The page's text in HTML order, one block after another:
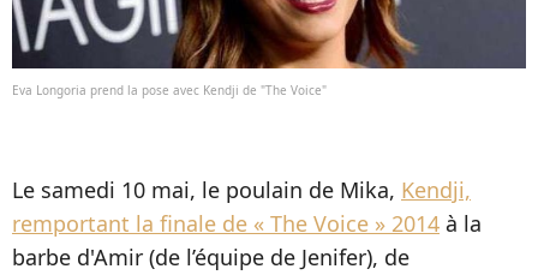
Eva Longoria prend la pose avec Kendji de "The Voice"
Le samedi 10 mai, le poulain de Mika, Kendji,
remportant la finale de « The Voice » 2014 à la
barbe d'Amir (de l’équipe de Jenifer), de